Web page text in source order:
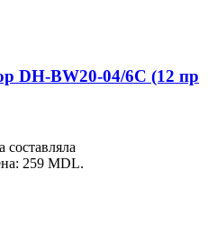
DH-BW20-04/6C (12 пр
составляла
259 MDL.